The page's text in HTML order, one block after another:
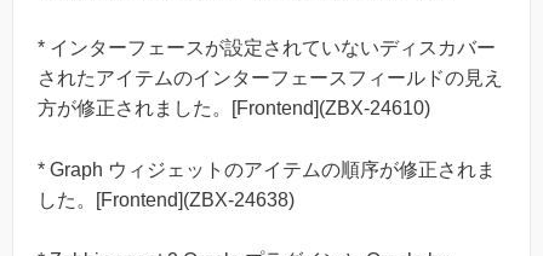
* インターフェースが設定されていないディスカバー
されたアイテムのインターフェースフィールドの見え
方が修正されました。[Frontend](ZBX-24610)
* Graph ウィジェットのアイテムの順序が修正されま
した。[Frontend](ZBX-24638)